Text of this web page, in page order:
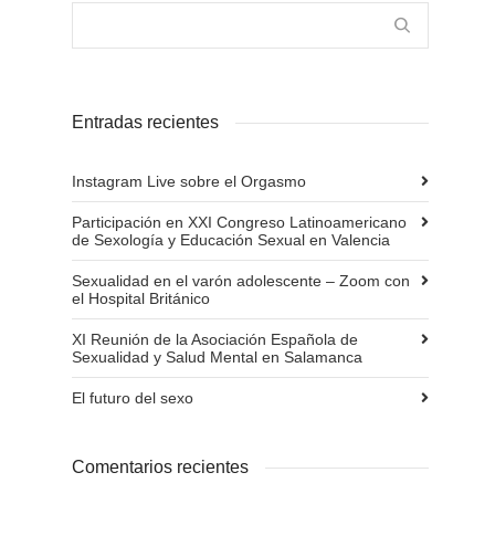
Entradas recientes
Instagram Live sobre el Orgasmo
Participación en XXI Congreso Latinoamericano
de Sexología y Educación Sexual en Valencia
Sexualidad en el varón adolescente – Zoom con
el Hospital Británico
XI Reunión de la Asociación Española de
Sexualidad y Salud Mental en Salamanca
El futuro del sexo
Comentarios recientes